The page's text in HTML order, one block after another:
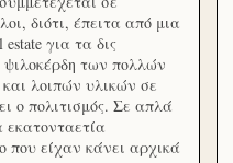
διότι, έπειτα από μια
για τα δις
ψιλοκέρδη των πολλών
λοιπών υλικών σε
ο πολιτισμός. Σε απλά
εκατονταετία
που είχαν κάνει αρχικά